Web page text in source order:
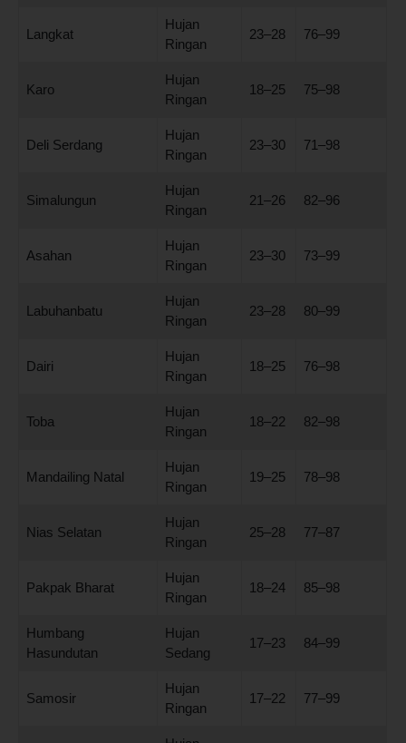
Langkat
Hujan
Ringan
23–28 76–99
Karo
Hujan
Ringan
18–25 75–98
Deli Serdang
Hujan
Ringan
23–30 71–98
Simalungun
Hujan
Ringan
21–26 82–96
Asahan
Hujan
Ringan
23–30 73–99
Labuhanbatu
Hujan
Ringan
23–28 80–99
Dairi
Hujan
Ringan
18–25 76–98
Toba
Hujan
Ringan
18–22 82–98
Mandailing Natal
Hujan
Ringan
19–25 78–98
Nias Selatan
Hujan
Ringan
25–28 77–87
Pakpak Bharat
Hujan
Ringan
18–24 85–98
Humbang
Hasundutan
Hujan
Sedang
17–23 84–99
Samosir
Hujan
Ringan
17–22 77–99